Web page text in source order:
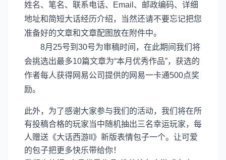
姓名、笔名、联系电话、Email、邮政编码、详细
地址和简短大话经历介绍，当然还请不要忘记把您
准备好的文章和文章配图放在附件中。
8月25号到30号为审稿时间，在此期间我们将
会挑选出最多10篇文章为“本月优秀作品”，获选的
作者每人获得网易公司提供的网易一卡通500点奖
励。
此外，为了感谢大家参与我们的活动，我们将在所
有投稿合格的玩家当中随机抽出三名幸运玩家，每
人赠送《大话西游II》新版表情包子一个。让可爱
的包子把更多快乐带给你！